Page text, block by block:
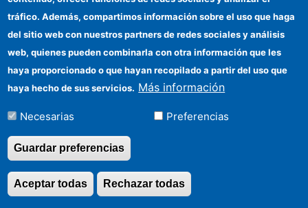
Información para proveedores
Organismos financiadores
Cómo llegar
©Copyright 2026 Todos los derechos
reservados
tráfico. Además, compartimos información sobre el uso que haga
del sitio web con nuestros partners de redes sociales y análisis
web, quienes pueden combinarla con otra información que les
haya proporcionado o que hayan recopilado a partir del uso que
haya hecho de sus servicios. Más información
Necesarias Preferencias
Guardar preferencias
Rechazar todas
Aceptar todas